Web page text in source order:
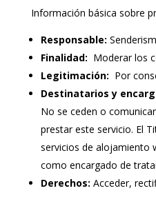
Información básica sobre
Responsable:
Finalidad: Moderar los
Legitimación: Por
Destinatarios y
No se ceden o
prestar este servicio. El
servicios de alojamiento
como encargado de
Derechos: Acceder,